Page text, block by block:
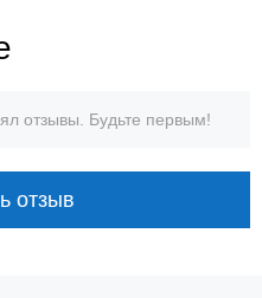
16 дней
отзывы. Будьте первым!
отзыв